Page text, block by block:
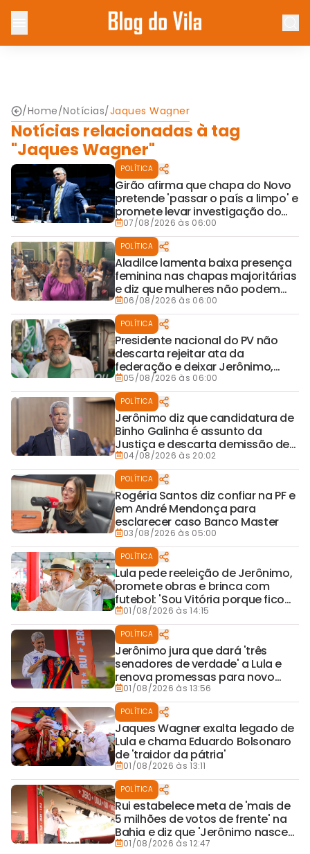
/Home/Notícias/Jaques Wagner
Notícias relacionadas à tag
"Jaques Wagner"
POLÍTICA
Girão afirma que chapa do Novo
pretende 'passar o país a limpo' e
promete levar investigação do
Banco Master à Presidência
07/08/2026 às 06:00
POLÍTICA
Aladilce lamenta baixa presença
feminina nas chapas majoritárias
e diz que mulheres não podem
ficar fora dos espaços de poder
06/08/2026 às 06:00
POLÍTICA
Presidente nacional do PV não
descarta rejeitar ata da
federação e deixar Jerônimo,
Wagner e Rui sub judice
05/08/2026 às 06:00
POLÍTICA
Jerônimo diz que candidatura de
Binho Galinha é assunto da
Justiça e descarta demissão de
Eduardo Sodré
04/08/2026 às 20:02
POLÍTICA
Rogéria Santos diz confiar na PF e
em André Mendonça para
esclarecer caso Banco Master
03/08/2026 às 05:00
POLÍTICA
Lula pede reeleição de Jerônimo,
promete obras e brinca com
futebol: 'Sou Vitória porque fico
do lado dos mais fracos'
01/08/2026 às 14:15
POLÍTICA
Jerônimo jura que dará 'três
senadores de verdade' a Lula e
renova promessas para novo
mandato
01/08/2026 às 13:56
POLÍTICA
Jaques Wagner exalta legado de
Lula e chama Eduardo Bolsonaro
de 'traidor da pátria'
01/08/2026 às 13:11
POLÍTICA
Rui estabelece meta de 'mais de
5 milhões de votos de frente' na
Bahia e diz que 'Jerônimo nasceu
com o bumbum virado para a lua'
01/08/2026 às 12:47